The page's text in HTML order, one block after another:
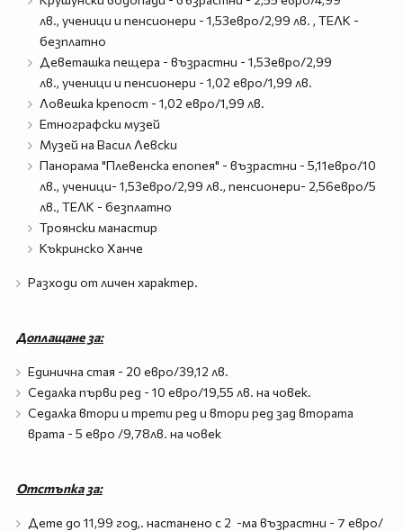
лв., ученици и пенсионери - 1,53евро/2,99 лв. , ТЕЛК -
безплатно
Деветашка пещера - възрастни - 1,53евро/2,99
лв., ученици и пенсионери - 1,02 евро/1,99 лв.
Ловешка крепост - 1,02 евро/1,99 лв.
Етнографски музей
Музей на Васил Левски
Панорама "Плевенска епопея" - възрастни - 5,11евро/10
лв., ученици- 1,53евро/2,99 лв., пенсионери- 2,56евро/5
лв., ТЕЛК - безплатно
Троянски манастир
Къкринско Ханче
Разходи от личен характер.
Доплащане за:
Единична стая - 20 евро/39,12 лв.
Седалка първи ред - 10 евро/19,55 лв. на човек.
Седалка втори и трети ред и втори ред зад втората
врата - 5 евро /9,78лв. на човек
Отстъпка за:
Дете до 11,99 год,. настанено с 2 -ма възрастни - 7 евро/